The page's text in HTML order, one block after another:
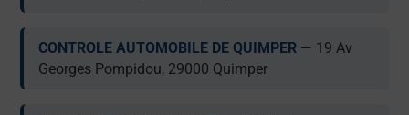
CONTROLE AUTOMOBILE DE QUIMPER — 19 Av
Georges Pompidou, 29000 Quimper